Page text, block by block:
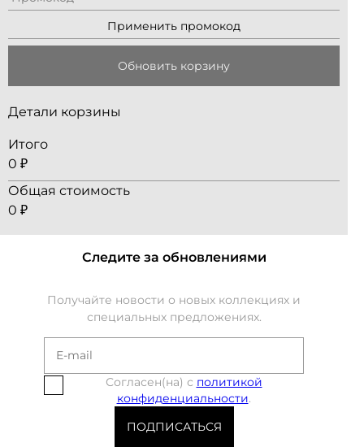
Применить промокод
Обновить корзину
Детали корзины
Итого
0 ₽
Общая стоимость
0 ₽
Следите за обновлениями
Получайте новости о новых коллекциях и
специальных предложениях.
Согласен(на) с политикой
конфиденциальности.
ПОДПИСАТЬСЯ